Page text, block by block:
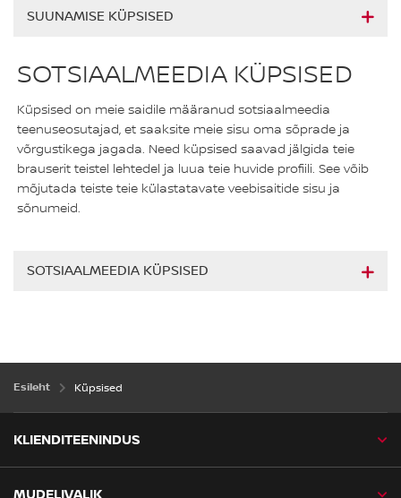
SUUNAMISE KÜPSISED
SOTSIAALMEEDIA KÜPSISED
Küpsised on meie saidile määranud sotsiaalmeedia
teenuseosutajad, et saaksite meie sisu oma sõprade ja
võrgustikega jagada. Need küpsised saavad jälgida teie
brauserit teistel lehtedel ja luua teie huvide profiili. See võib
mõjutada teiste teie külastatavate veebisaitide sisu ja
sõnumeid.
SOTSIAALMEEDIA KÜPSISED
Esileht Küpsised
KLIENDITEENINDUS
MUDELIVALIK